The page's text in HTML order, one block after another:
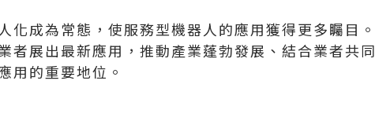
化成為常態，使服務型機器人的應用獲得更多矚目。
者展出最新應用，推動產業蓬勃發展、結合業者共同
用的重要地位。